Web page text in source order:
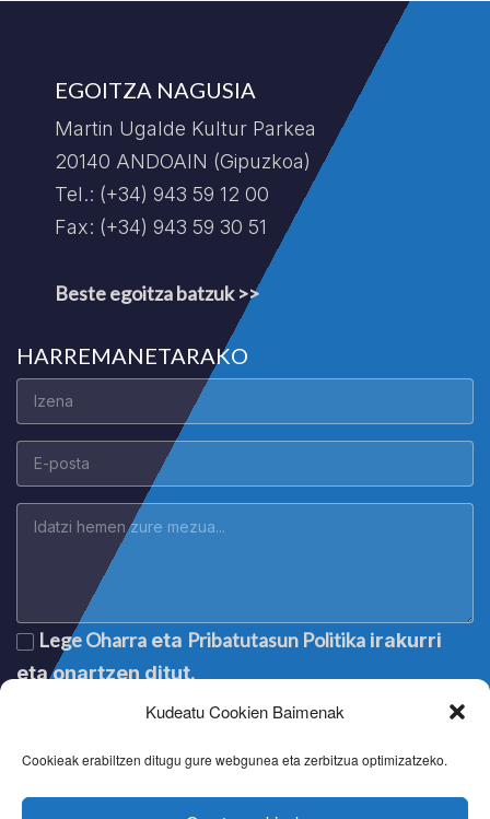
Kudeatu Cookien Baimenak
Cookieak erabiltzen ditugu gure webgunea eta zerbitzua optimizatzeko.
EGOITZA NAGUSIA
Martin Ugalde Kultur Parkea
20140 ANDOAIN (Gipuzkoa)
Tel.: (+34) 943 59 12 00
Fax: (+34) 943 59 30 51
Beste egoitza batzuk >>
HARREMANETARAKO
Lege Oharra eta Pribatutasun Politika irakurri
eta onartzen ditut.